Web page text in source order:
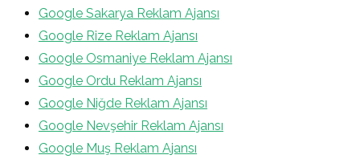
Google Sakarya Reklam Ajansı
Google Rize Reklam Ajansı
Google Osmaniye Reklam Ajansı
Google Ordu Reklam Ajansı
Google Niğde Reklam Ajansı
Google Nevşehir Reklam Ajansı
Google Muş Reklam Ajansı